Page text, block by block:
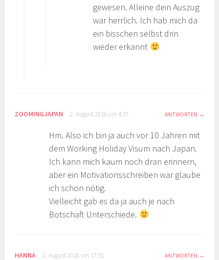
gewesen. Alleine dein Auszug
war herrlich. Ich hab mich da
ein bisschen selbst drin
wieder erkannt
ZOOMINGJAPAN 2. August 2018 um 4:37 ANTWORTEN
Hm. Also ich bin ja auch vor 10 Jahren mit
dem Working Holiday Visum nach Japan.
Ich kann mich kaum noch dran erinnern,
aber ein Motivationsschreiben war glaube
ich schon nötig.
Vielleicht gab es da ja auch je nach
Botschaft Unterschiede.
HANNA 2. August 2018 um 17:51 ANTWORTEN